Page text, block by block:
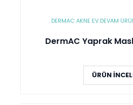
DERMAC AKNE EV DEVAM
DermAC Yaprak
ÜRÜN